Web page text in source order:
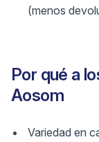
(menos
Por qué a
Aosom
Variedad en